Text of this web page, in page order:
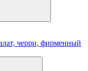
черри, фирменный